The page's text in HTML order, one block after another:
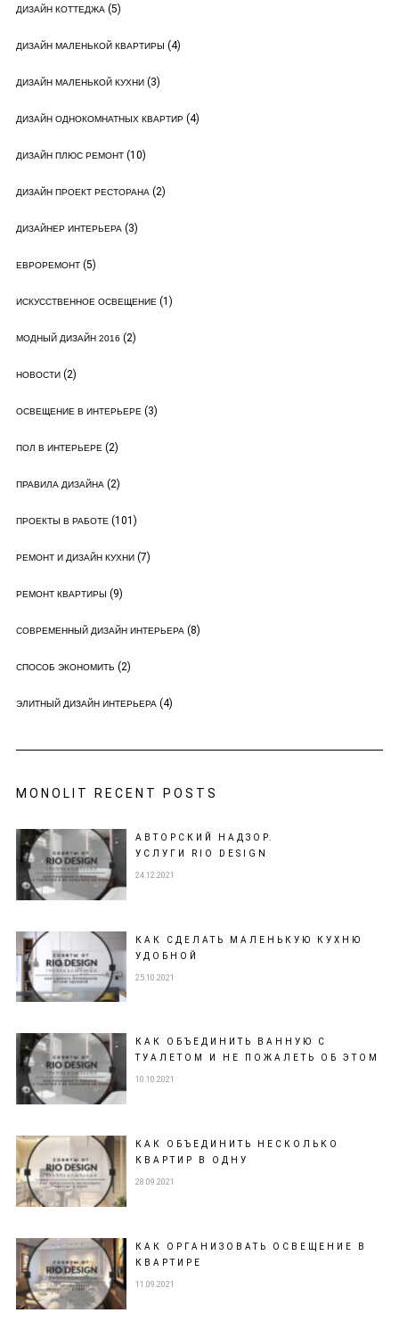
ДИЗАЙН КОТТЕДЖА(5)
ДИЗАЙН МАЛЕНЬКОЙ КВАРТИРЫ (4)
ДИЗАЙН МАЛЕНЬКОЙ КУХНИ(3)
ДИЗАЙН ОДНОКОМНАТНЫХ КВАРТИР(4)
ДИЗАЙН ПЛЮС РЕМОНТ(10)
ДИЗАЙН ПРОЕКТ РЕСТОРАНА(2)
ДИЗАЙНЕР ИНТЕРЬЕРА(3)
ЕВРОРЕМОНТ(5)
ИСКУССТВЕННОЕ ОСВЕЩЕНИЕ(1)
МОДНЫЙ ДИЗАЙН 2016 (2)
НОВОСТИ(2)
ОСВЕЩЕНИЕ В ИНТЕРЬЕРЕ(3)
ПОЛ В ИНТЕРЬЕРЕ(2)
ПРАВИЛА ДИЗАЙНА(2)
ПРОЕКТЫ В РАБОТЕ(101)
РЕМОНТ И ДИЗАЙН КУХНИ(7)
РЕМОНТ КВАРТИРЫ (9)
СОВРЕМЕННЫЙ ДИЗАЙН ИНТЕРЬЕРА(8)
СПОСОБ ЭКОНОМИТЬ (2)
ЭЛИТНЫЙ ДИЗАЙН ИНТЕРЬЕРА(4)
MONOLIT RECENT POSTS
АВТОРСКИЙ НАДЗОР.
УСЛУГИ RIO DESIGN
24.12.2021
КАК СДЕЛАТЬ МАЛЕНЬКУЮ КУХНЮ
УДОБНОЙ
25.10.2021
КАК ОБЪЕДИНИТЬ ВАННУЮ С
ТУАЛЕТОМ И НЕ ПОЖАЛЕТЬ ОБ ЭТОМ
10.10.2021
КАК ОБЪЕДИНИТЬ НЕСКОЛЬКО
КВАРТИР В ОДНУ
28.09.2021
КАК ОРГАНИЗОВАТЬ ОСВЕЩЕНИЕ В
КВАРТИРЕ
11.09.2021